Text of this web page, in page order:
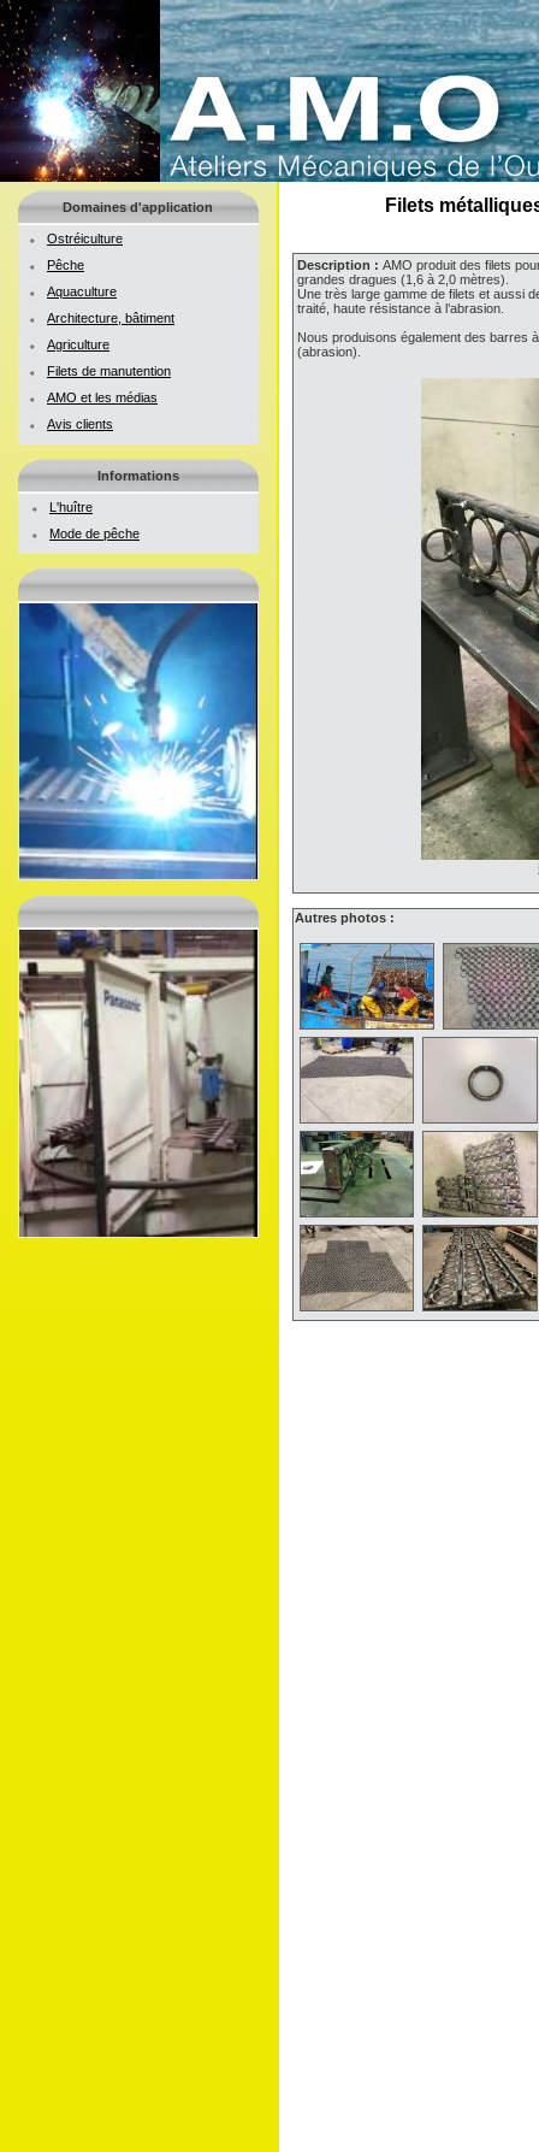
Domaines d'application
Ostréiculture
Pêche
Aquaculture
Architecture, bâtiment
Agriculture
Filets de manutention
AMO et les médias
Avis clients
Informations
L'huître
Mode de pêche
Filets
Description : AMO produit des filets
grandes dragues (1,6 à 2,0 mètres).
Une très large gamme de filets et aussi
traité, haute résistance à l’abrasion.
Nous produisons également des barres
(abrasion).
Autres photos :